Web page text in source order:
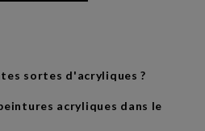
sortes d'acryliques ?
acryliques dans le